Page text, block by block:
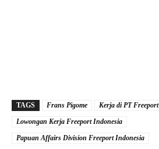
TAGS Frans Pigome
Kerja di PT
Lowongan Kerja Freeport Indonesia
Papuan Affairs Division Freeport Indonesia